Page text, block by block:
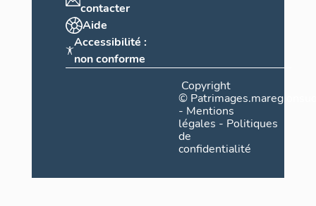
contacter
Aide
Accessibilité :
non conforme
Copyright
©
- Mentions
légales - Politiques
de
confidentialité